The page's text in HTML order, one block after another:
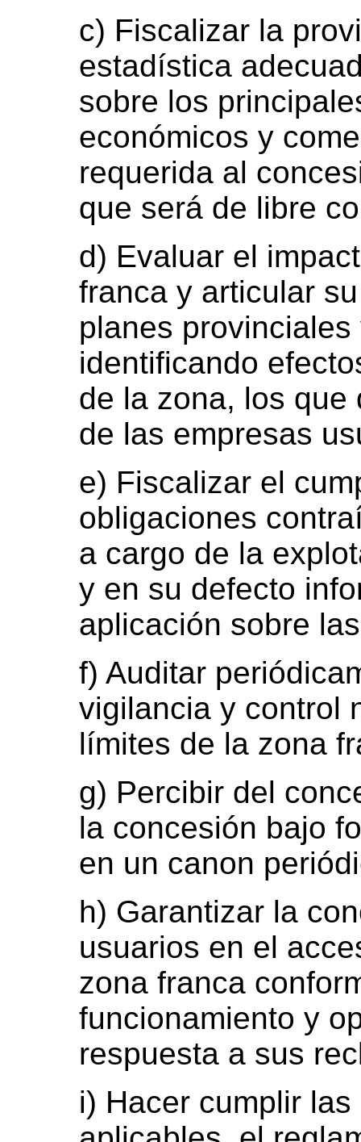
c) Fiscalizar la
estadística
sobre los
económicos y
requerida al
que será de libre
d) Evaluar el
franca y articular
planes
identificando
de la zona, los que
de las empresas
e) Fiscalizar el
obligaciones
a cargo de la
y en su defecto
aplicación sobre
f) Auditar
vigilancia y control
límites de la zona
g) Percibir del
la concesión bajo
en un canon
h) Garantizar la
usuarios en el
zona franca
funcionamiento y
respuesta a sus
i) Hacer cumplir